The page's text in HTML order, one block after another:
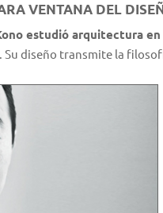
VENTANA DEL
estudió arquitectura
Su diseño transmite la